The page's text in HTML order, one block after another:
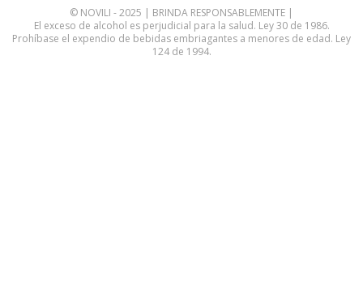
© NOVILI - 2025 | BRINDA RESPONSABLEMENTE |
El exceso de alcohol es perjudicial para la salud. Ley 30 de 1986.
Prohíbase el expendio de bebidas embriagantes a menores de edad. Ley
124 de 1994.